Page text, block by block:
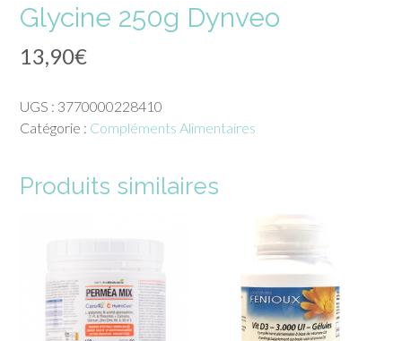
Glycine 250g Dynveo
13,90€
UGS : 3770000228410
Catégorie : Compléments Alimentaires
Produits similaires